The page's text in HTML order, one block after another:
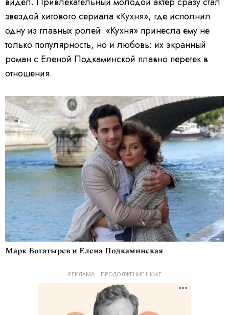
звездой хитового сериала «Кухня», где исполнил
одну из главных ролей. «Кухня» принесла ему не
только популярность, но и любовь: их экранный
роман с Еленой Подкаминской плавно перетек в
отношения.
Марк Богатырев и Елена Подкаминская
РЕКЛАМА – ПРОДОЛЖЕНИЕ НИЖЕ